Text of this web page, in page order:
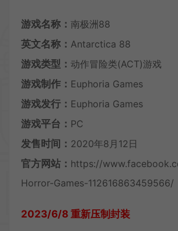
游戏名称： 南极洲88
英文名称： Antarctica 88
游戏类型： 动作冒险类(ACT)游戏
游戏制作： Euphoria Games
游戏发行： Euphoria Games
游戏平台： PC
发售时间： 2020年8月12日
官方网站： https://
Horror-Games-112616863459566/
2023/6/8 重新压制封装